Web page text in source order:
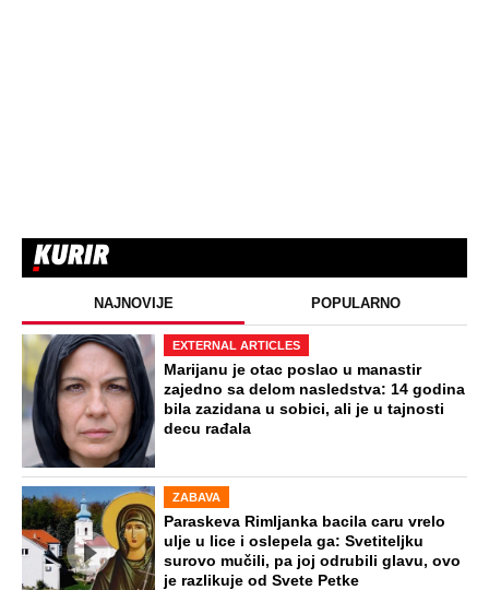
NAJNOVIJE POPULARNO
EXTERNAL ARTICLES
Marijanu je otac poslao u manastir
zajedno sa delom nasledstva: 14 godina
bila zazidana u sobici, ali je u tajnosti
decu rađala
ZABAVA
Paraskeva Rimljanka bacila caru vrelo
ulje u lice i oslepela ga: Svetiteljku
surovo mučili, pa joj odrubili glavu, ovo
je razlikuje od Svete Petke